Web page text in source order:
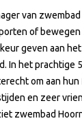
van
of bewegen
geven aan
In het prachtige
om aan
en zeer
zwembad